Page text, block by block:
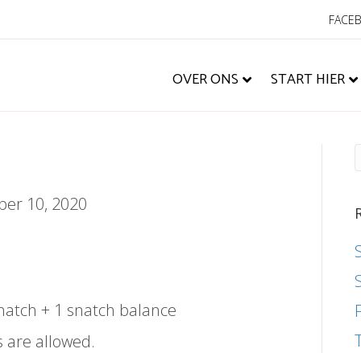
OVER ONS START HIER
10, 2020
+ 1 snatch balance
are allowed.